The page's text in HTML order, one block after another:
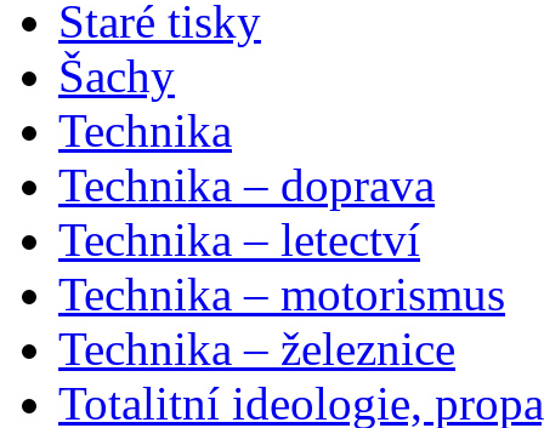
Staré tisky
Šachy
Technika
Technika – doprava
Technika – letectví
Technika – motorismus
Technika – železnice
Totalitní ideologie,